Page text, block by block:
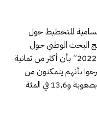
للتخطيط حول
البحث الوطني حول
مستوى معيشة الأسر المغربية لسنة 2022” بأن أكثر من ثمانية
في المئة) صرحوا بأنهم يتمكنون من
تغطية نفقاتهم، منهم 70,1 في المئة بصعوبة و13,6 في المئة